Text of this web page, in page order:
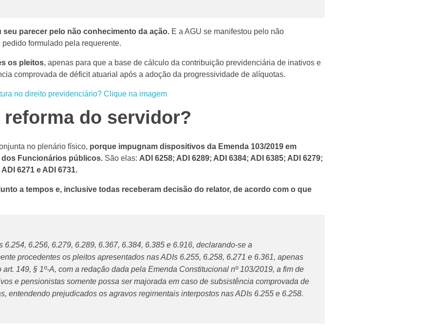
parecer pelo não conhecimento da ação. E a AGU se manifestou pelo não
formulado pela requerente.
os pleitos, apenas para que a base de cálculo da contribuição previdenciária de inativos e
comprovada de déficit atuarial após a adoção da progressividade de alíquotas.
do servidor?
no plenário físico, porque impugnam dispositivos da Emenda 103/2019 em
dos Funcionários públicos. São elas: ADI 6258; ADI 6289; ADI 6384; ADI 6385; ADI 6279;
6271 e ADI 6731.
a tempos e, inclusive todas receberam decisão do relator, de acordo com o que
6.256, 6.279, 6.289, 6.367, 6.384, 6.385 e 6.916, declarando-se a
procedentes os pleitos apresentados nas ADIs 6.255, 6.258, 6.271 e 6.361, apenas
149, § 1º-A, com a redação dada pela Emenda Constitucional nº 103/2019, a fim de
e pensionistas somente possa ser majorada em caso de subsistência comprovada de
entendendo prejudicados os agravos regimentais interpostos nas ADIs 6.255 e 6.258.